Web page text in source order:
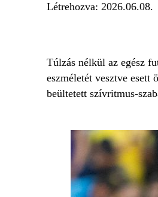
Létrehozva: 2026.06.08.
Túlzás nélkül az egész
eszméletét vesztve esett
beültetett szívritmus-